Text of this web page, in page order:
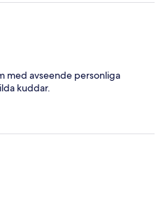
med avseende personliga
kuddar.